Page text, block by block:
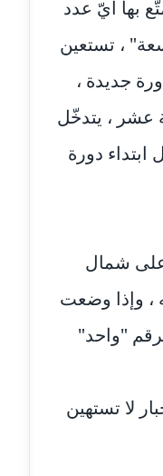
بها أيّ عدد
، تستعين
جديدة ،
عشر ، يتدخّل
دورة
شمال
، وإذا وضعت
"واحد"
لا تستهين